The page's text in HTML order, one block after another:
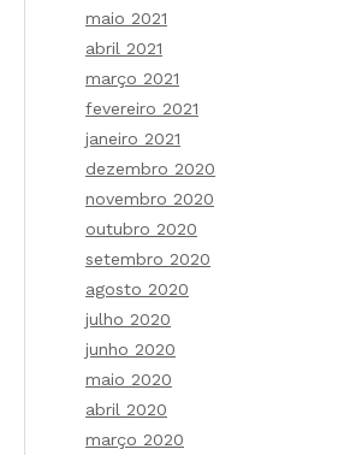
maio 2021
abril 2021
março 2021
fevereiro 2021
janeiro 2021
dezembro 2020
novembro 2020
outubro 2020
setembro 2020
agosto 2020
julho 2020
junho 2020
maio 2020
abril 2020
março 2020